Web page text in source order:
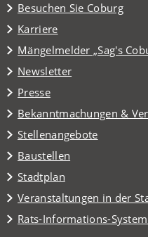
Besuchen Sie Coburg
(Öffnet
in
einem
neuen
Tab)
Karriere
Mängelmelder „Sag's
(Öffnet
in
einem
neuen
Tab)
Newsletter
Presse
Bekanntmachungen &
Stellenangebote
Baustellen
Stadtplan
(Öffnet
in
einem
neuen
Veranstaltungen in der
(Öffnet
in
einem
Rats-Informations-System
(Öffnet